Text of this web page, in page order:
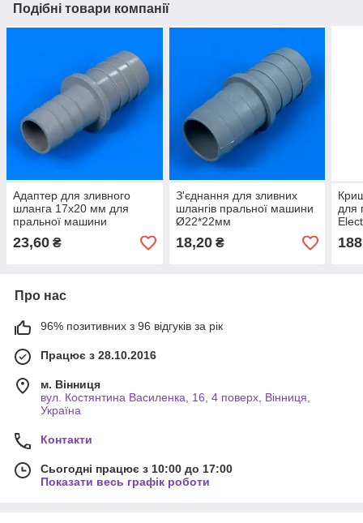
Подібні товари компанії
Адаптер для зливного
шланга 17x20 мм для
пральної машини
23,60 ₴
З'єднання для зливних
шлангів пральної машини
Ø22*22мм
18,20₴
для
188
Про нас
96% позитивних з 96 відгуків за рік
Працює з 28.10.2016
м. Вінниця
вул. Костянтина Василенка, 16, 4 поверх, Вінниця,
Україна
Контакти
Сьогодні працює з 10:00 до 17:00
Показати весь графік роботи